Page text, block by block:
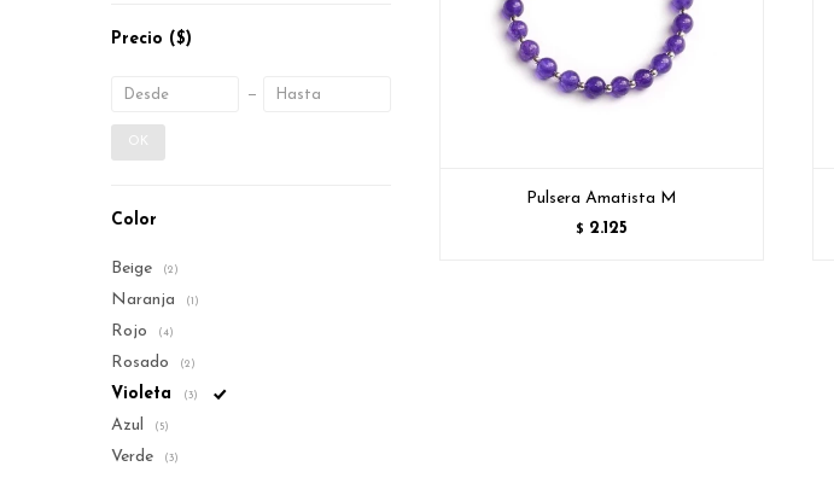
Pulsera Amatista M
$ 2.125
Precio ($)
OK
Color
Beige (2)
Naranja (1)
Rojo (4)
Rosado (2)
Violeta (3)
Azul (5)
Verde (3)